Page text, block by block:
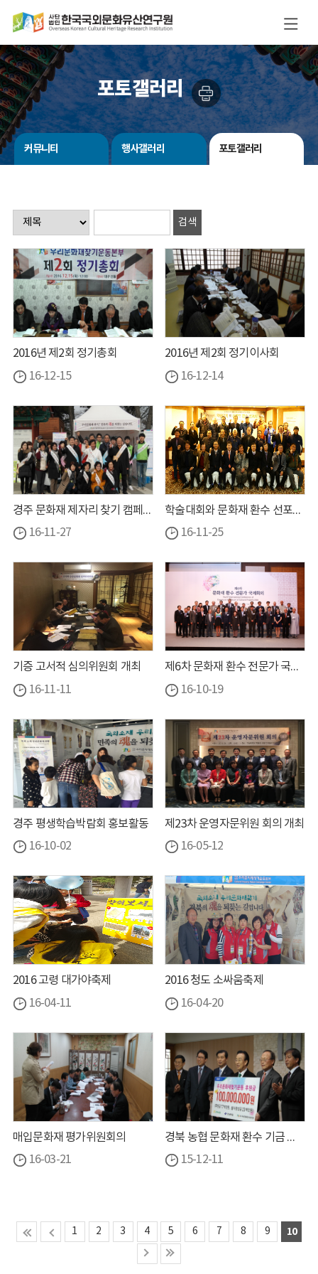
포토갤러리
커뮤니티 행사갤러리 포토갤러리
2016년 제2회 정기총회
16-12-15
2016년 제2회 정기이사회
16-12-14
경주 문화재 제자리 찾기 캠페인 활동
16-11-27
학술대회와 문화재 환수 선포식(경주)
16-11-25
기증 고서적 심의위원회 개최
16-11-11
제6차 문화재 환수 전문가 국제회의 개최
16-10-19
경주 평생학습박람회 홍보활동
16-10-02
제23차 운영자문위원 회의 개최
16-05-12
2016 고령 대가야축제
16-04-11
2016 청도 소싸움축제
16-04-20
매입문화재 평가위원회의
16-03-21
경북 농협 문화재 환수 기금 기탁
15-12-11
1 2 3 4 5 6 7 8 9 10